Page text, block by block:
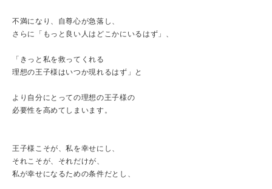
不満になり、自尊心が急落し、
さらに「もっと良い人はどこかにいるはず」、
「きっと私を救ってくれる
理想の王子様はいつか現れるはず」と
より自分にとっての理想の王子様の
必要性を高めてしまいます。
王子様こそが、私を幸せにし、
それこそが、それだけが、
私が幸せになるための条件だとし、